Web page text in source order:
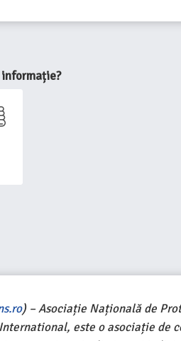
) – Asociație Națională de
este o asociație